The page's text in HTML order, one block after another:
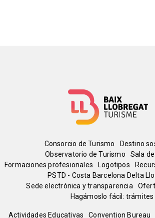
Menú
del
pie
Consorcio de Turismo
Destino
Observatorio de Turismo
Sala
Formaciones profesionales
Logotipos
PSTD - Costa Barcelona Delta
Sede electrónica y transparencia
Hagámoslo fácil: trámites
Actividades Educativas Convention Bureau